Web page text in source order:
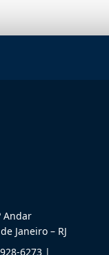
Andar
Janeiro – RJ
6273 |